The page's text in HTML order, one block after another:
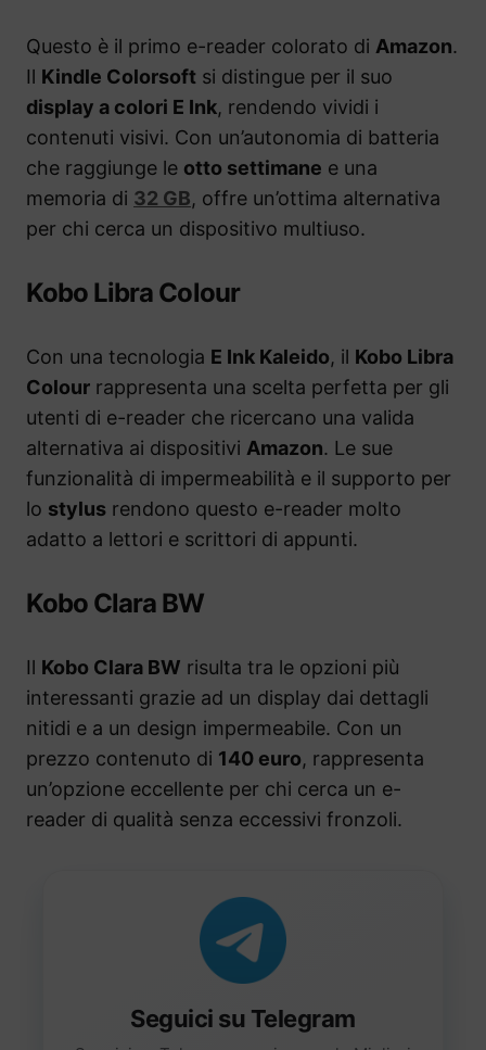
Questo è il primo e-reader colorato di Amazon.
Il Kindle Colorsoft si distingue per il suo
display a colori E Ink, rendendo vividi i
contenuti visivi. Con un’autonomia di batteria
che raggiunge le otto settimane e una
memoria di 32 GB, offre un’ottima alternativa
per chi cerca un dispositivo multiuso.
Kobo Libra Colour
Con una tecnologia E Ink Kaleido, il Kobo Libra
Colour rappresenta una scelta perfetta per gli
utenti di e-reader che ricercano una valida
alternativa ai dispositivi Amazon. Le sue
funzionalità di impermeabilità e il supporto per
lo stylus rendono questo e-reader molto
adatto a lettori e scrittori di appunti.
Kobo Clara BW
Il Kobo Clara BW risulta tra le opzioni più
interessanti grazie ad un display dai dettagli
nitidi e a un design impermeabile. Con un
prezzo contenuto di 140 euro, rappresenta
un’opzione eccellente per chi cerca un e-
reader di qualità senza eccessivi fronzoli.
Seguici su Telegram